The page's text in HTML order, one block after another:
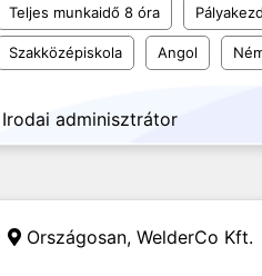
Teljes munkaidő 8 óra
Szakközépiskola Angol
Irodai adminisztrátor
Országosan, WelderCo Kft.